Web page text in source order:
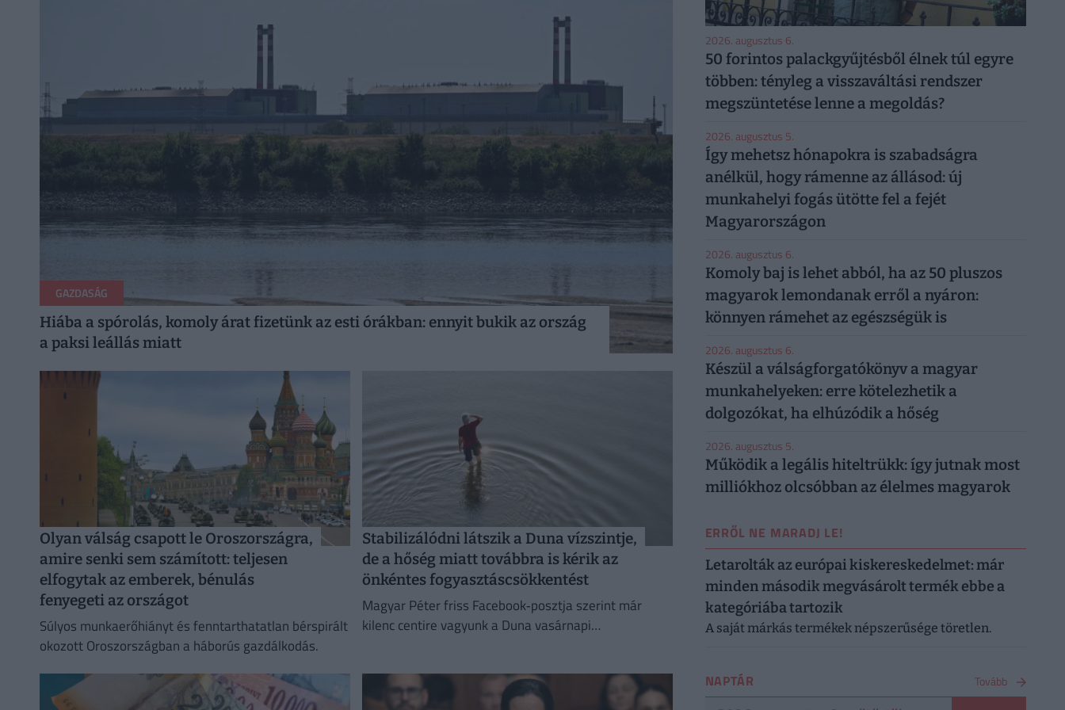
GAZDASÁG
Hiába a spórolás, komoly árat fizetünk az esti órákban: ennyit bukik az ország
a paksi leállás miatt
Olyan válság csapott le Oroszországra,
amire senki sem számított: teljesen
elfogytak az emberek, bénulás
fenyegeti az országot
Súlyos munkaerőhiányt és fenntarthatatlan bérspirált
okozott Oroszországban a háborús gazdálkodás.
Stabilizálódni látszik a Duna vízszintje,
de a hőség miatt továbbra is kérik az
önkéntes fogyasztáscsökkentést
Magyar Péter friss Facebook‑posztja szerint már
kilenc centire vagyunk a Duna vasárnapi
2026. augusztus 6.
50 forintos palackgyűjtésből élnek túl egyre
többen: tényleg a visszaváltási rendszer
megszüntetése lenne a megoldás?
2026. augusztus 5.
Így mehetsz hónapokra is szabadságra
anélkül, hogy rámenne az állásod: új
munkahelyi fogás ütötte fel a fejét
Magyarországon
2026. augusztus 6.
Komoly baj is lehet abból, ha az 50 pluszos
magyarok lemondanak erről a nyáron:
könnyen rámehet az egészségük is
2026. augusztus 6.
Készül a válságforgatókönyv a magyar
munkahelyeken: erre kötelezhetik a
dolgozókat, ha elhúzódik a hőség
2026. augusztus 5.
Működik a legális hiteltrükk: így jutnak most
milliókhoz olcsóbban az élelmes magyarok
ERRŐL NE MARADJ LE!
Letarolták az európai kiskereskedelmet: már
minden második megvásárolt termék ebbe a
kategóriába tartozik
A saját márkás termékek népszerűsége töretlen.
NAPTÁR Tovább